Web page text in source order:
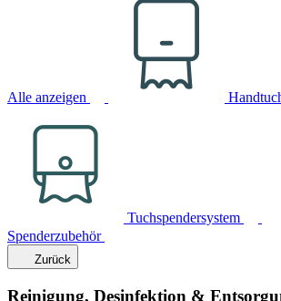
Alle anzeigen
Tuchspendersystem
Spenderzubehör
Zurück
Reinigung, Desinfektion &